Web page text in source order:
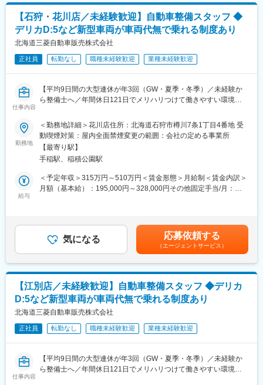
夏季・年末年始・GWなどの休暇もありプライベートも大事にでき
る環境です。
・マイカー通勤可、制服貸与
■当社について
当社では車両買取、販売、点検・整備を行っております。当社の
という名前を付けました。購入後も、安心してカーライフをお楽
しみいただけるようお客様に寄り添ったサービスを心がけていま
変更の範囲：会社の定める業務
備のやりがいも感じられます。
■働き方・環境
・年間休日121日
・GW／夏季／冬季は【平均9日間の大型連休】（年3回）
・火曜・水曜定休＋シフト休（月8～14日休み）
・転勤なし／地域密着で長く働ける
・マイカー通勤OK
プライベートも大切にしながら、無理なく整備士としてキャリア
を積める環境です。
■当社について：
当社はD&Dグループの一員として、三菱ディーラー事業にとどま
らず、幅広いモビリティサービスを展開しています。
・アウトドアカスタムカー事業
・板金・修理事業
・電気自動車「BYD」ディーラー事業
北海道では車は生活に欠かせない存在です。
その中で当社は、整備士が安心して長く働けるように、休日や給
与、働き方の制度を整えてきました。
年数や資格に応じて着実に待遇も上がり、将来を見据えてキャリ
アを築ける環境です。
変更の範囲：会社の定める業務
【石狩・花川店／未経験歓迎】自動車整備スタッフ ◆
デリカD:5など新型車両が車両代無で乗れる制度あり
北海道三菱自動車販売株式会社
正社員 転勤なし 職種未経験歓迎 業種未経験歓迎
仕事内容
【平均9日間の大型連休が年3回（GW・夏季・冬季）／未経験か
ら整備士へ／年間休日121日でメリハリつけて働きやすい環境／
三菱自動車ディーラーに併設されたサービス工場にて、点検・整
備・修理を中心にお任せします。
長期的にお客様に寄り添い、安心・安全なカーライフをお届けす
るエンジニアの仕事です。
整備士経験が無い方でも、「車が好き」「機械をいじるのが好
き」「手に職をつけたい」そんな想いがあれば大歓迎です。
■三菱ならではの魅力
車両貸与制度（整備士限定）
備のやりがいも感じられます。
■働き方・環境
・年間休日121日
・GW／夏季／冬季は【平均9日間の大型連休】（年3回）
・火曜・水曜定休＋シフト休（月8～14日休み）
・転勤なし／地域密着で長く働ける
・マイカー通勤OK
プライベートも大切にしながら、無理なく整備士としてキャリア
を積める環境です。
勤務地
＜勤務地詳細＞花川店住所：北海道石狩市樽川7条1丁目4番地 受
動喫煙対策：屋内全面禁煙変更の範囲：会社の定める事業所
【最寄り駅】
手稲駅、稲積公園駅
給与
＜予定年収＞315万円～510万円＜賃金形態＞月給制＜賃金内訳＞
月額（基本給）：195,000円～328,000円その他固定手当/月：
20,000円/月 独り暮らし：35,000円/月 規定有り）資格手当：2
級自動車整備士（5,000円/月）、1級自動車整備士（20,000円/
月）賃金はあくまでも目安の金額であり、選考を通じて上下する
可能性があります。月給(月額)は固定手当を含めた表記です。
気になる 応募依頼する
（エージェントサービス）
【江別店／未経験歓迎】自動車整備スタッフ ◆デリカ
D:5など新型車両が車両代無で乗れる制度あり
北海道三菱自動車販売株式会社
正社員 転勤なし 職種未経験歓迎 業種未経験歓迎
仕事内容
【平均9日間の大型連休が年3回（GW・夏季・冬季）／未経験か
ら整備士へ／年間休日121日でメリハリつけて働きやすい環境／